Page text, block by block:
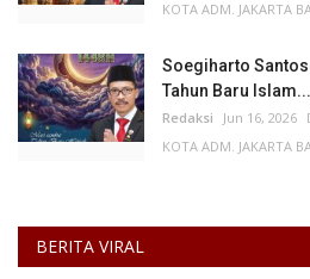
KOTA ADM. JAKARTA
Soegiharto
Tahun Baru Islam...
Redaksi Jun 16, 2026
KOTA ADM. JAKARTA
BERITA VIRAL